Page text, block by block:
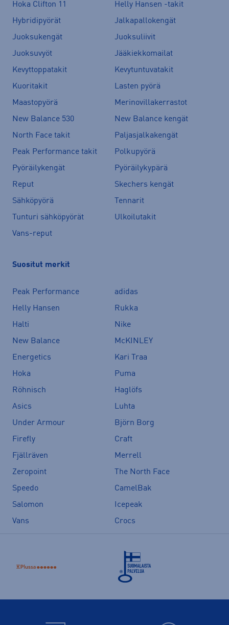
Hoka Clifton 11
Helly Hansen -takit
Hybridipyörät
Jalkapallokengät
Juoksukengät
Juoksuliivit
Juoksuvyöt
Jääkiekkomailat
Kevyttoppatakit
Kevytuntuvatakit
Kuoritakit
Lasten pyörä
Maastopyörä
Merinovillakerrastot
New Balance 530
New Balance kengät
North Face takit
Paljasjalkakengät
Peak Performance takit
Polkupyörä
Pyöräilykengät
Pyöräilykypärä
Reput
Skechers kengät
Sähköpyörä
Tennarit
Tunturi sähköpyörät
Ulkoilutakit
Vans-reput
Suositut merkit
Peak Performance
adidas
Helly Hansen
Rukka
Halti
Nike
New Balance
McKINLEY
Energetics
Kari Traa
Hoka
Puma
Röhnisch
Haglöfs
Asics
Luhta
Under Armour
Björn Borg
Firefly
Craft
Fjällräven
Merrell
Zeropoint
The North Face
Speedo
CamelBak
Salomon
Icepeak
Vans
Crocs